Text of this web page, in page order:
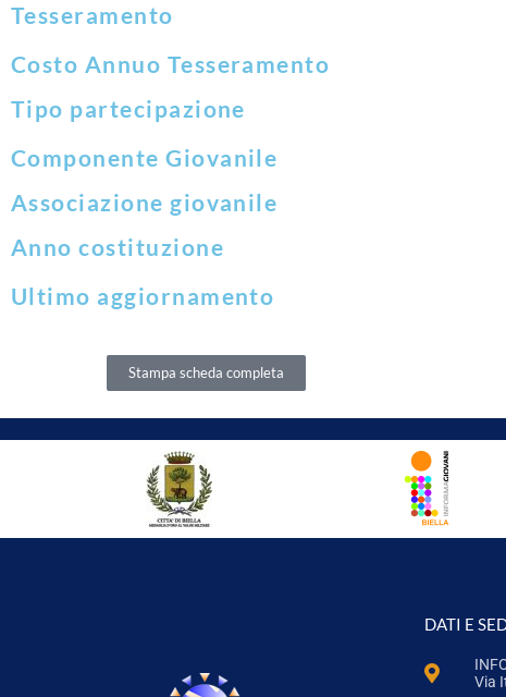
Tesseramento
Costo Annuo Tesseramento
Tipo partecipazione
Componente Giovanile
Associazione giovanile
Anno costituzione
Ultimo aggiornamento
Stampa scheda completa
DATI E
Via